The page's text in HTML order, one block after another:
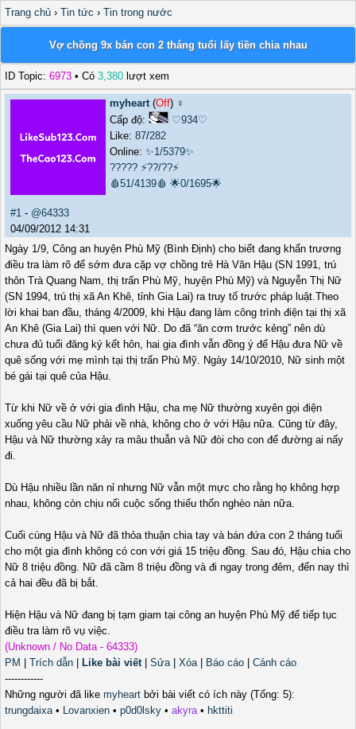
Trang chủ › Tin tức › Tin trong nước
Vợ chồng 9x bán con 2 tháng tuổi lấy tiền chia nhau
ID Topic: 6973 • Có 3,380 lượt xem
myheart(Off) ♀️
Cấp độ:
♡934♡
Like: 87/282
Online: ✨1/5379✨
????? ⚡??/??⚡
🩸51/4139🩸 🌟0/1695🌟
#1 - @64333
04/09/2012 14:31
Ngày 1/9, Công an huyện Phù Mỹ (Bình Định) cho biết đang khẩn trương
điều tra làm rõ để sớm đưa cặp vợ chồng trẻ Hà Văn Hậu (SN 1991, trú
thôn Trà Quang Nam, thị trấn Phù Mỹ, huyện Phù Mỹ) và Nguyễn Thị Nữ
(SN 1994, trú thị xã An Khê, tỉnh Gia Lai) ra truy tố trước pháp luật.Theo
lời khai ban đầu, tháng 4/2009, khi Hậu đang làm công trình điện tại thị xã
An Khê (Gia Lai) thì quen với Nữ. Do đã “ăn cơm trước kẻng” nên dù
chưa đủ tuổi đăng ký kết hôn, hai gia đình vẫn đồng ý để Hậu đưa Nữ về
quê sống với mẹ mình tại thị trấn Phù Mỹ. Ngày 14/10/2010, Nữ sinh một
bé gái tại quê của Hậu.
Từ khi Nữ về ở với gia đình Hậu, cha mẹ Nữ thường xuyên gọi điện
xuống yêu cầu Nữ phải về nhà, không cho ở với Hậu nữa. Cũng từ đây,
Hậu và Nữ thường xảy ra mâu thuẫn và Nữ đòi cho con để đường ai nấy
đi.
Dù Hậu nhiều lần năn nỉ nhưng Nữ vẫn một mực cho rằng họ không hợp
nhau, không còn chịu nổi cuộc sống thiếu thốn nghèo nàn nữa.
Cuối cùng Hậu và Nữ đã thỏa thuận chia tay và bán đứa con 2 tháng tuổi
cho một gia đình không có con với giá 15 triệu đồng. Sau đó, Hậu chia cho
Nữ 8 triệu đồng. Nữ đã cầm 8 triệu đồng và đi ngay trong đêm, đến nay thì
cả hai đều đã bị bắt.
Hiện Hậu và Nữ đang bị tạm giam tại công an huyện Phù Mỹ để tiếp tục
điều tra làm rõ vụ việc.
(Unknown / No Data - 64333)
PM
Trích dẫn Like bài viết| Sửa| Xóa| Báo cáo
Cảnh cáo
------------
Những người đã like myheart bởi bài viết có ích này (Tổng: 5):
trungdaixa• Lovanxien • p0d0lsky • akyra• hkttiti